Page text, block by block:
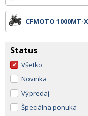
CFMOTO 1000MT-X
Status
Všetko
Novinka
Výpredaj
Špeciálna ponuka